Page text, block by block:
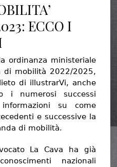
ECCO I
ordinanza ministeriale
di mobilità 2022/2025,
di illustrarVi, anche
i numerosi successi
su come
e successive la
di mobilità.
La Cava ha già
nazionali